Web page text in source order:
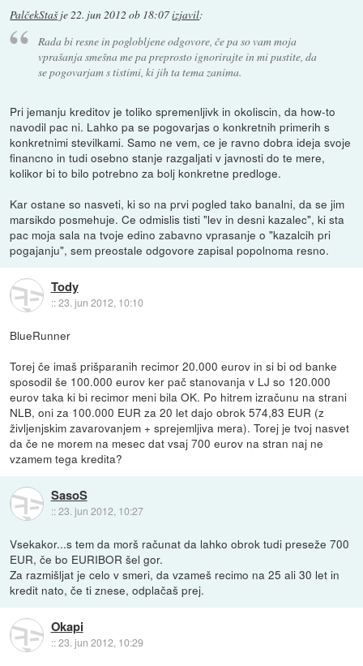
PalčekStašje 22. jun 2012 ob 18:07izjavil:
Rada bi resne in poglobljene odgovore, če pa so vam moja
vprašanja smešna me pa preprosto ignorirajte in mi pustite, da
se pogovarjam s tistimi, ki jih ta tema zanima.
Pri jemanju kreditov je toliko spremenljivk in okoliscin, da how-to
navodil pac ni. Lahko pa se pogovarjas o konkretnih primerih s
konkretnimi stevilkami. Samo ne vem, ce je ravno dobra ideja svoje
financno in tudi osebno stanje razgaljati v javnosti do te mere,
kolikor bi to bilo potrebno za bolj konkretne predloge.
Kar ostane so nasveti, ki so na prvi pogled tako banalni, da se jim
marsikdo posmehuje. Ce odmislis tisti "lev in desni kazalec", ki sta
pac moja sala na tvoje edino zabavno vprasanje o "kazalcih pri
pogajanju", sem preostale odgovore zapisal popolnoma resno.
Tody
::23. jun 2012, 10:10
BlueRunner
Torej če imaš prišparanih recimor 20.000 eurov in si bi od banke
sposodil še 100.000 eurov ker pač stanovanja v LJ so 120.000
eurov taka ki bi recimor meni bila OK. Po hitrem izračunu na strani
NLB, oni za 100.000 EUR za 20 let dajo obrok 574,83 EUR (z
življenjskim zavarovanjem + sprejemljiva mera). Torej je tvoj nasvet
da če ne morem na mesec dat vsaj 700 eurov na stran naj ne
vzamem tega kredita?
SasoS
::23. jun 2012, 10:27
Vsekakor...s tem da morš računat da lahko obrok tudi preseže 700
EUR, če bo EURIBOR šel gor.
Za razmišljat je celo v smeri, da vzameš recimo na 25 ali 30 let in
kredit nato, če ti znese, odplačaš prej.
Okapi
::23. jun 2012, 10:29